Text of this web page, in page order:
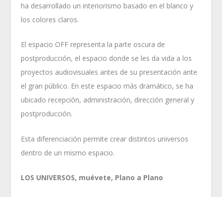
ha desarrollado un interiorismo basado en el blanco y
los colores claros.
El espacio OFF representa la parte oscura de
postproducción, el espacio donde se les da vida a los
proyectos audiovisuales antes de su presentación ante
el gran público. En este espacio más dramático, se ha
ubicado recepción, administración, dirección general y
postproducción.
Esta diferenciación permite crear distintos universos
dentro de un mismo espacio.
LOS UNIVERSOS, muévete, Plano a Plano